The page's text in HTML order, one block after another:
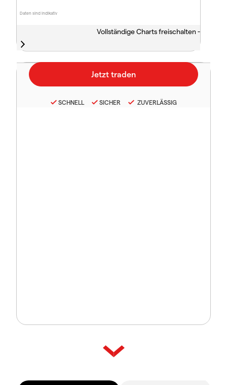
Daten sind indikativ
Vollständige Charts freischalten -
SCHNELL SICHER ZUVERLÄSSIG